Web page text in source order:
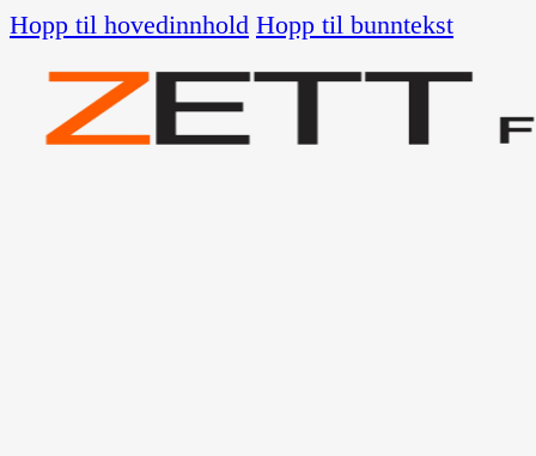
Hopp til hovedinnhold Hopp til bunntekst